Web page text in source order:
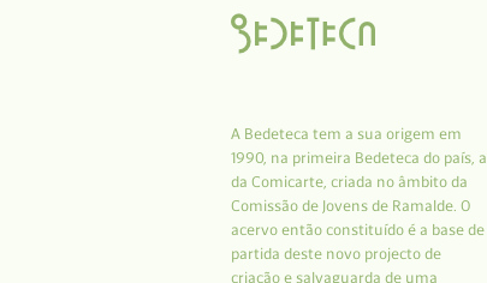
A Bedeteca tem a sua origem em
1990, na primeira Bedeteca do país, a
da Comicarte, criada no âmbito da
Comissão de Jovens de Ramalde. O
acervo então constituído é a base de
partida deste novo projecto de
criação e salvaguarda de uma